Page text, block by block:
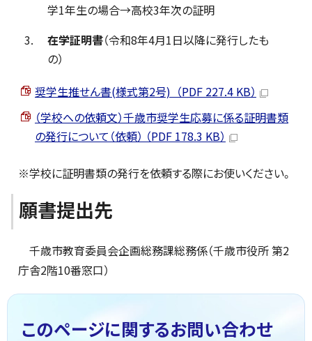
学1年生の場合→高校3年次の証明
在学証明書（令和8年4月1日以降に発行したも
の）
奨学生推せん書(様式第2号) （PDF 227.4 KB）
（学校への依頼文）千歳市奨学生応募に係る証明書類
の発行について（依頼） （PDF 178.3 KB）
※学校に証明書類の発行を依頼する際にお使いください。
願書提出先
千歳市教育委員会企画総務課総務係（千歳市役所 第2
庁舎2階10番窓口）
このページに関するお問い合わせ